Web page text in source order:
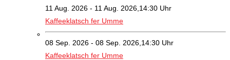
11 Aug. 2026 - 11 Aug. 2026,14:30 Uhr
Kaffeeklatsch fer Umme
08 Sep. 2026 - 08 Sep. 2026,14:30 Uhr
Kaffeeklatsch fer Umme